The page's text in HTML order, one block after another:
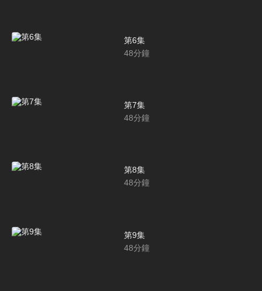
第6集
48分鐘
第7集
48分鐘
第8集
48分鐘
第9集
48分鐘